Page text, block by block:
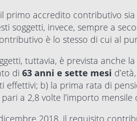
primo accredito contributivo
soggetti, invece, sempre a
è lo stesso di cui al
tuttavia, è prevista anche
di 63 anni e sette mesi
effettivi; b) la prima rata di
a 2,8 volte l’importo mensile
2018, il requisito